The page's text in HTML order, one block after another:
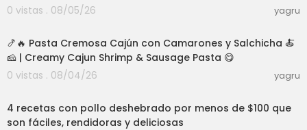
0 vistas . 08/05/26
yagru
🍤🔥 Pasta Cremosa Cajún con Camarones y Salchicha 🍝
🧀 | Creamy Cajun Shrimp & Sausage Pasta 😋
0 vistas . 08/04/26
yagru
4 recetas con pollo deshebrado por menos de $100 que
son fáciles, rendidoras y deliciosas